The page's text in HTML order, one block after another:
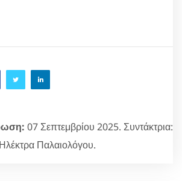
07 Σεπτεμβρίου 2025. Συντάκτρια:
Ηλέκτρα Παλαιολόγου.